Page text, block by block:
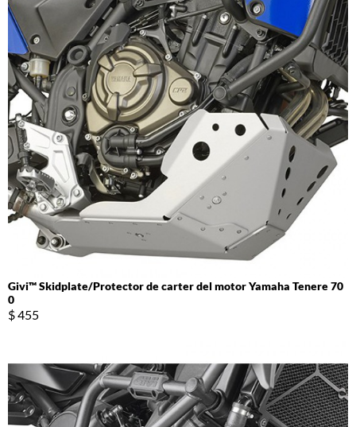
Givi™ Skidplate/Protector de carter del motor Yamaha Tenere 70
0
$ 455